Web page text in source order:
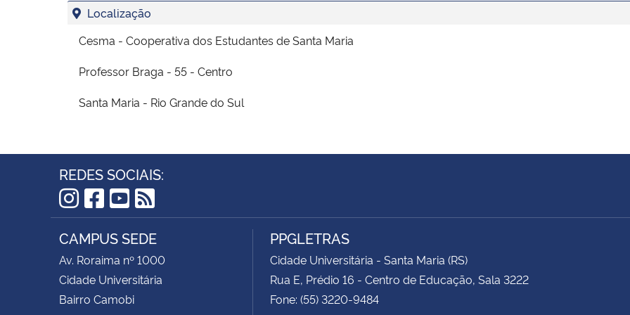
Localização
Cesma - Cooperativa dos Estudantes de Santa Maria
Professor Braga - 55 - Centro
Santa Maria - Rio Grande do Sul
REDES SOCIAIS:
Instagram
Facebook
YouTube
RSS
CAMPUS SEDE
Av. Roraima nº 1000
Cidade Universitária
Bairro Camobi
PPGLETRAS
Cidade Universitária - Santa Maria (RS)
Rua E, Prédio 16 - Centro de Educação, Sala 3222
Fone: (55) 3220-9484